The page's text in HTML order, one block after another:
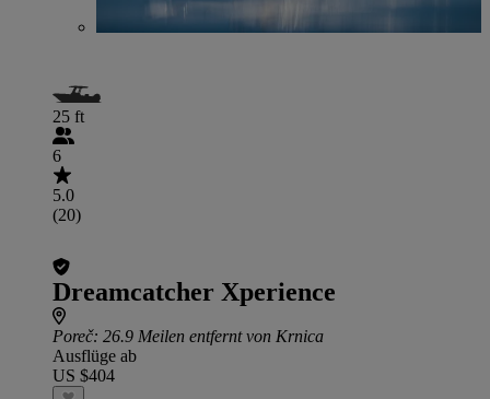
25 ft
6
5.0
(20)
Dreamcatcher Xperience
Poreč: 26.9 Meilen entfernt von Krnica
Ausflüge ab
US $404